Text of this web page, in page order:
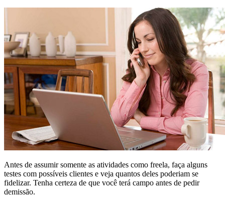
Antes de assumir somente as atividades como freela, faça alguns
testes com possíveis clientes e veja quantos deles poderiam se
fidelizar. Tenha certeza de que você terá campo antes de pedir
demissão.